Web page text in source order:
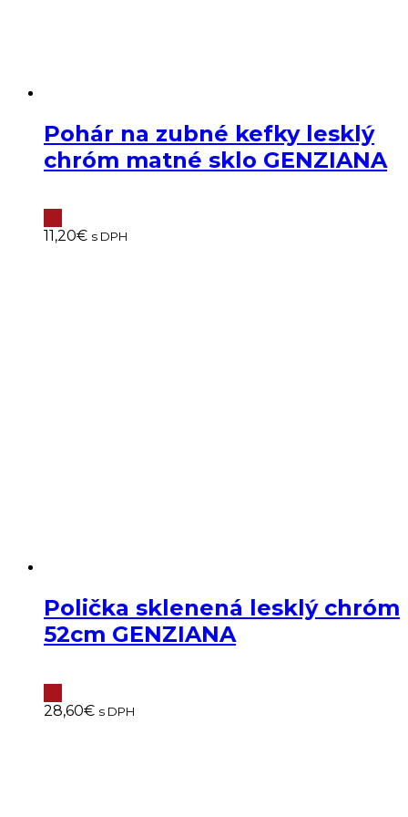
Pohár na zubné kefky lesklý
chróm matné sklo GENZIANA
11,20€ s DPH
Polička sklenená lesklý chróm
52cm GENZIANA
28,60€ s DPH